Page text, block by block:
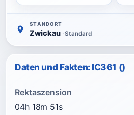
STANDORT
Zwickau · Standard
Daten und Fakten: IC361 ()
Rektaszension
04h 18m 51s